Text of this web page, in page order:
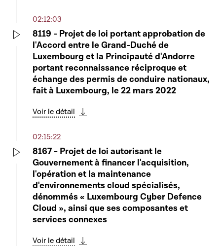
02:12:03
8119 - Projet de loi portant approbation de
l'Accord entre le Grand-Duché de
Luxembourg et la Principauté d'Andorre
portant reconnaissance réciproque et
échange des permis de conduire nationaux,
fait à Luxembourg, le 22 mars 2022
Voir le détail
02:15:22
8167 - Projet de loi autorisant le
Gouvernement à financer l'acquisition,
l'opération et la maintenance
d'environnements cloud spécialisés,
dénommés « Luxembourg Cyber Defence
Cloud », ainsi que ses composantes et
services connexes
Voir le détail